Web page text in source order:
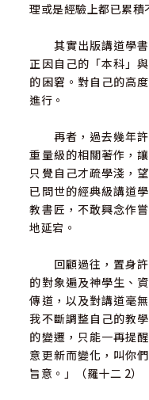
理或是經驗上都已累積
其實出版講道學書
正因自己的「本科」
的困窘。對自己的高
進行。
再者，過去幾年許
重量級的相關著作，
只覺自己才疏學淺，
已問世的經典級講道
教書匠，不敢興念作
地延宕。
回顧過往，置身許
的對象遍及神學生、
傳道，以及對講道毫
我不斷調整自己的教
的變遷，只能一再提
意更新而變化，叫你
旨意。」（羅十二 2）